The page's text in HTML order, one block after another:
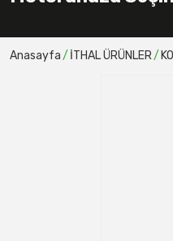
Anasayfa İTHAL ÜRÜNLER